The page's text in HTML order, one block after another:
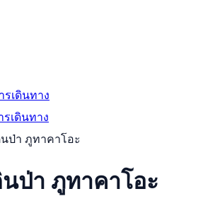
รเดินทาง
รเดินทาง
นป่า ภูทาคาโอะ
นป่า ภูทาคาโอะ